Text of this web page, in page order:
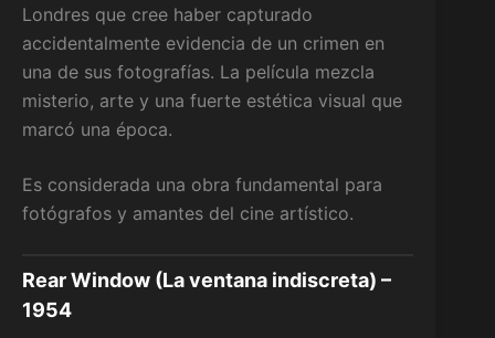
Londres que cree haber capturado
accidentalmente evidencia de un crimen en
una de sus fotografías. La película mezcla
misterio, arte y una fuerte estética visual que
marcó una época.
Es considerada una obra fundamental para
fotógrafos y amantes del cine artístico.
Rear Window (La ventana indiscreta) –
1954